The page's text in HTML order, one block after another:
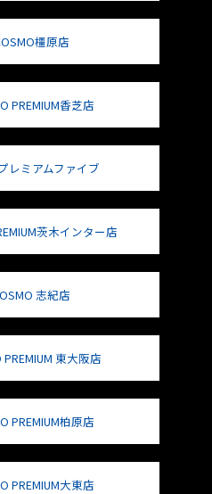
橿原店
PREMIUM香芝店
レミアムファイブ
茨木インター店
志紀店
PREMIUM 東大阪店
PREMIUM柏原店
PREMIUM大東店